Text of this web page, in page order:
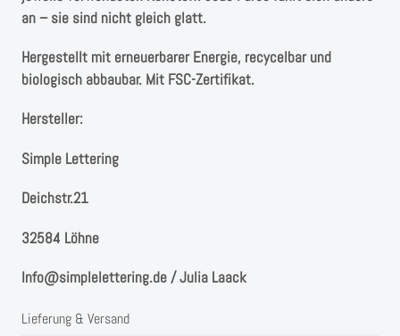
an – sie sind nicht gleich glatt.
Hergestellt mit erneuerbarer Energie, recycelbar und
biologisch abbaubar. Mit FSC-Zertifikat.
Hersteller:
Simple Lettering
Deichstr.21
32584 Löhne
Info@simplelettering.de / Julia Laack
Lieferung & Versand